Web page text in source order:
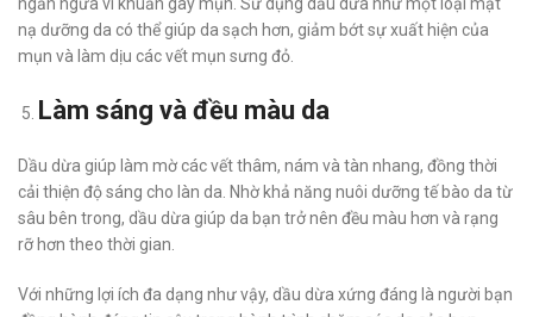
ngăn ngừa vi khuẩn gây mụn. Sử dụng dầu dừa như một loại mặt
nạ dưỡng da có thể giúp da sạch hơn, giảm bớt sự xuất hiện của
mụn và làm dịu các vết mụn sưng đỏ.
Làm sáng và đều màu da
Dầu dừa giúp làm mờ các vết thâm, nám và tàn nhang, đồng thời
cải thiện độ sáng cho làn da. Nhờ khả năng nuôi dưỡng tế bào da từ
sâu bên trong, dầu dừa giúp da bạn trở nên đều màu hơn và rạng
rỡ hơn theo thời gian.
Với những lợi ích đa dạng như vậy, dầu dừa xứng đáng là người bạn